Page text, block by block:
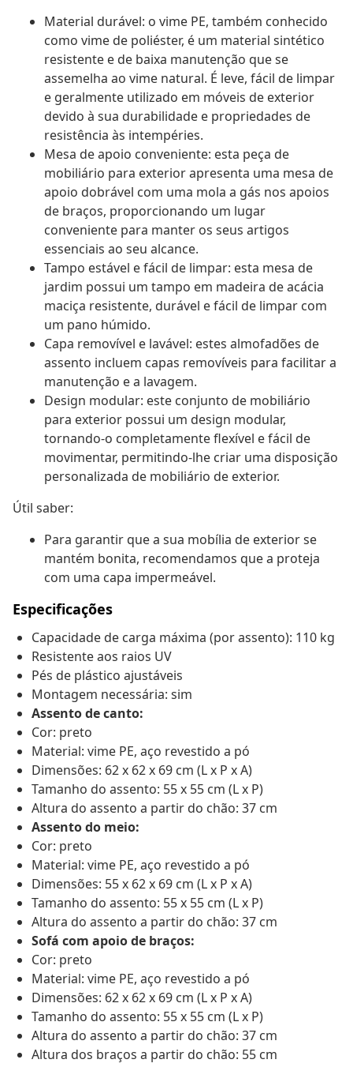
Material durável: o vime PE, também conhecido
como vime de poliéster, é um material sintético
resistente e de baixa manutenção que se
assemelha ao vime natural. É leve, fácil de limpar
e geralmente utilizado em móveis de exterior
devido à sua durabilidade e propriedades de
resistência às intempéries.
Mesa de apoio conveniente: esta peça de
mobiliário para exterior apresenta uma mesa de
apoio dobrável com uma mola a gás nos apoios
de braços, proporcionando um lugar
conveniente para manter os seus artigos
essenciais ao seu alcance.
Tampo estável e fácil de limpar: esta mesa de
jardim possui um tampo em madeira de acácia
maciça resistente, durável e fácil de limpar com
um pano húmido.
Capa removível e lavável: estes almofadões de
assento incluem capas removíveis para facilitar a
manutenção e a lavagem.
Design modular: este conjunto de mobiliário
para exterior possui um design modular,
tornando-o completamente flexível e fácil de
movimentar, permitindo-lhe criar uma disposição
personalizada de mobiliário de exterior.
Útil saber:
Para garantir que a sua mobília de exterior se
mantém bonita, recomendamos que a proteja
com uma capa impermeável.
Especificações
Capacidade de carga máxima (por assento): 110 kg
Resistente aos raios UV
Pés de plástico ajustáveis
Montagem necessária: sim
Assento de canto:
Cor: preto
Material: vime PE, aço revestido a pó
Dimensões: 62 x 62 x 69 cm (L x P x A)
Tamanho do assento: 55 x 55 cm (L x P)
Altura do assento a partir do chão: 37 cm
Assento do meio:
Cor: preto
Material: vime PE, aço revestido a pó
Dimensões: 55 x 62 x 69 cm (L x P x A)
Tamanho do assento: 55 x 55 cm (L x P)
Altura do assento a partir do chão: 37 cm
Sofá com apoio de braços:
Cor: preto
Material: vime PE, aço revestido a pó
Dimensões: 62 x 62 x 69 cm (L x P x A)
Tamanho do assento: 55 x 55 cm (L x P)
Altura do assento a partir do chão: 37 cm
Altura dos braços a partir do chão: 55 cm